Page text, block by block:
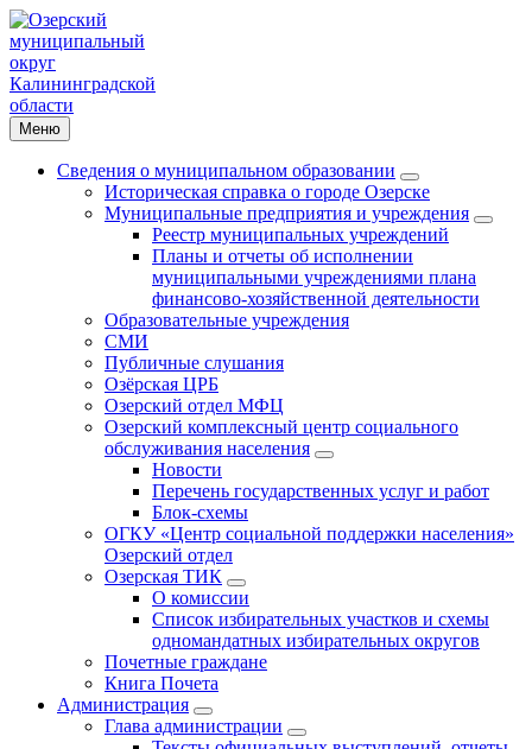
Меню
Сведения о муниципальном образовании
Историческая справка о городе Озерске
Муниципальные предприятия и учреждения
Реестр муниципальных учреждений
Планы и отчеты об исполнении
муниципальными учреждениями плана
финансово-хозяйственной деятельности
Образовательные учреждения
СМИ
Публичные слушания
Озёрская ЦРБ
Озерский отдел МФЦ
Озерский комплексный центр социального
обслуживания населения
Новости
Перечень государственных услуг и работ
Блок-схемы
ОГКУ «Центр социальной поддержки населения»
Озерский отдел
Озерская ТИК
О комиссии
Список избирательных участков и схемы
одномандатных избирательных округов
Почетные граждане
Книга Почета
Администрация
Глава администрации